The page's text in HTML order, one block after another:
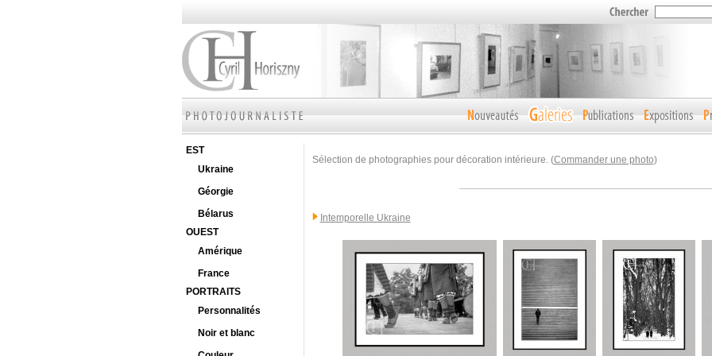
EST
Ukraine
Géorgie
Bélarus
OUEST
Amérique
France
PORTRAITS
Personnalités
Noir et blanc
Sélection de photographies pour décoration intérieure. (Commander une photo)
Intemporelle Ukraine